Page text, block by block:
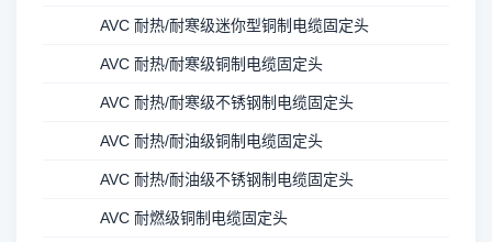
AVC 耐热/耐寒级迷你型铜制电缆固定头
AVC 耐热/耐寒级铜制电缆固定头
AVC 耐热/耐寒级不锈钢制电缆固定头
AVC 耐热/耐油级铜制电缆固定头
AVC 耐热/耐油级不锈钢制电缆固定头
AVC 耐燃级铜制电缆固定头